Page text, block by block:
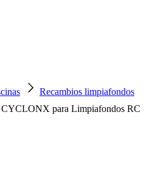
Recambios limpiafondos
para Limpiafondos RC